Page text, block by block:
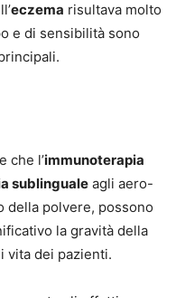
eczema risultava molto
e di sensibilità sono
che l’immunoterapia
sublinguale agli aero-
della polvere, possono
la gravità della
vita dei pazienti.